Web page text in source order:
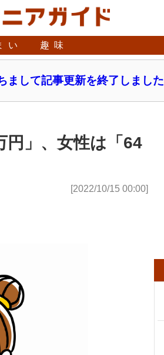
い 趣味
まして記事更新を終了しました
円」、女性は「64
[2022/10/15 00:00]